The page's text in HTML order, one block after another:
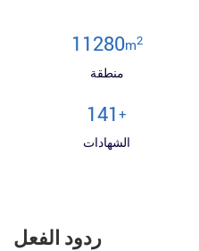
12000m2
منطقة
150 +
الشهادات
ردود الفعل